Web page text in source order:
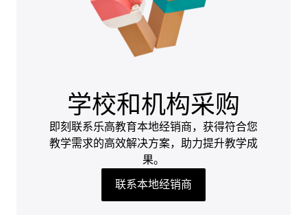
学校和机构采购
即刻联系乐高教育本地经销商，获得符合您
教学需求的高效解决方案，助力提升教学成
果。
联系本地经销商